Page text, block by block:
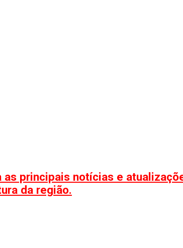
principais notícias e
da região.